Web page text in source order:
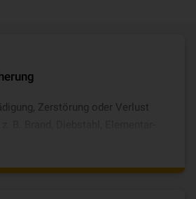
Zerstörung oder Verlust